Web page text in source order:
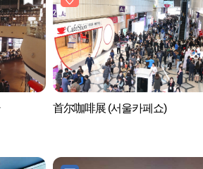
首尔咖啡展 (서울카페쇼)